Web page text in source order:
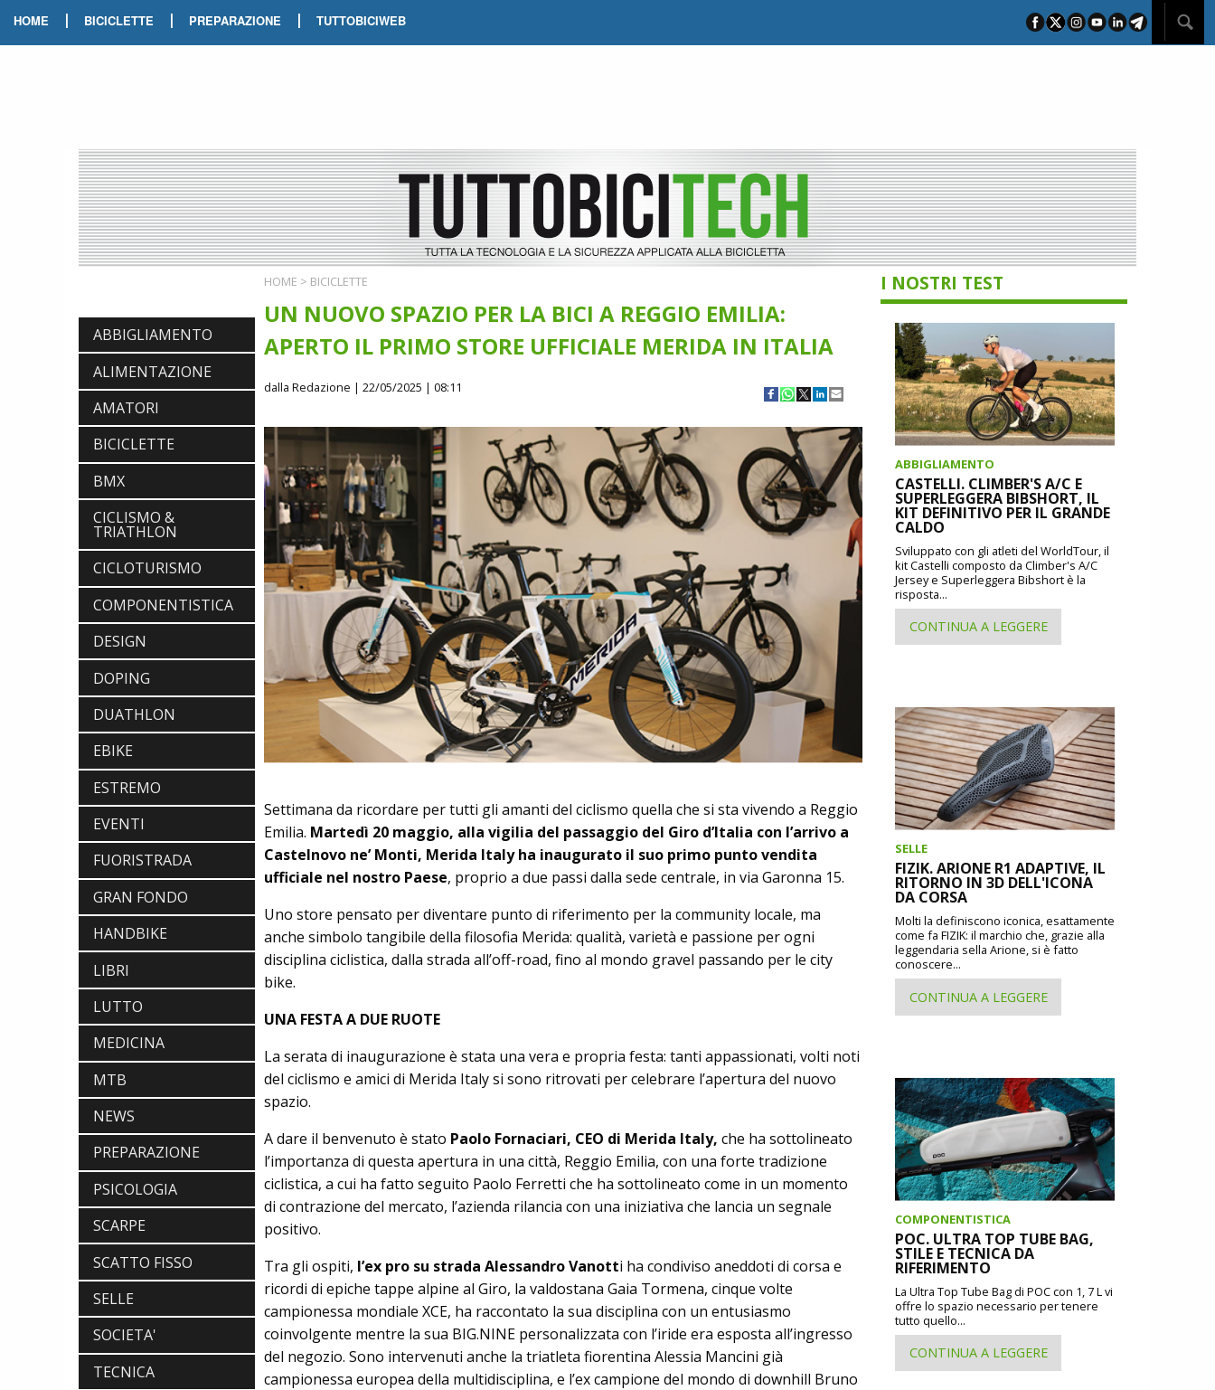
HOME | BICICLETTE | PREPARAZIONE | TUTTOBICIWEB
ABBIGLIAMENTO
ALIMENTAZIONE
AMATORI
BICICLETTE
BMX
CICLISMO &
TRIATHLON
CICLOTURISMO
COMPONENTISTICA
DESIGN
DOPING
DUATHLON
EBIKE
ESTREMO
EVENTI
FUORISTRADA
GRAN FONDO
HANDBIKE
LIBRI
LUTTO
MEDICINA
MTB
NEWS
PREPARAZIONE
PSICOLOGIA
SCARPE
SCATTO FISSO
SELLE
SOCIETA'
TECNICA
NEWS
NASCE «ANTONIO COLOMBO
INNOVATION & DESIGN AWARD»: A
IBF DEBUTTA IL PREMIO ITALIANO
HOME > BICICLETTE
UN NUOVO SPAZIO PER LA BICI A REGGIO EMILIA:
APERTO IL PRIMO STORE UFFICIALE MERIDA IN ITALIA
dalla Redazione | 22/05/2025 | 08:11
Settimana da ricordare per tutti gli amanti del ciclismo quella che si sta vivendo a Reggio
Emilia. Martedì 20 maggio, alla vigilia del passaggio del Giro d’Italia con l’arrivo a
Castelnovo ne’ Monti, Merida Italy ha inaugurato il suo primo punto vendita
ufficiale nel nostro Paese, proprio a due passi dalla sede centrale, in via Garonna 15.
Uno store pensato per diventare punto di riferimento per la community locale, ma
anche simbolo tangibile della filosofia Merida: qualità, varietà e passione per ogni
disciplina ciclistica, dalla strada all’off-road, fino al mondo gravel passando per le city
bike.
UNA FESTA A DUE RUOTE
La serata di inaugurazione è stata una vera e propria festa: tanti appassionati, volti noti
del ciclismo e amici di Merida Italy si sono ritrovati per celebrare l’apertura del nuovo
spazio.
A dare il benvenuto è stato Paolo Fornaciari, CEO di Merida Italy, che ha sottolineato
l’importanza di questa apertura in una città, Reggio Emilia, con una forte tradizione
ciclistica, a cui ha fatto seguito Paolo Ferretti che ha sottolineato come in un momento
di contrazione del mercato, l’azienda rilancia con una iniziativa che lancia un segnale
positivo.
Tra gli ospiti, l’ex pro su strada Alessandro Vanotti ha condiviso aneddoti di corsa e
ricordi di epiche tappe alpine al Giro, la valdostana Gaia Tormena, cinque volte
campionessa mondiale XCE, ha raccontato la sua disciplina con un entusiasmo
coinvolgente mentre la sua BIG.NINE personalizzata con l’iride era esposta all’ingresso
del negozio. Sono intervenuti anche la triatleta fiorentina Alessia Mancini già
campionessa europea della multidisciplina, e l’ex campione del mondo di downhill Bruno
I NOSTRI TEST
ABBIGLIAMENTO
CASTELLI. CLIMBER'S A/C E
SUPERLEGGERA BIBSHORT, IL
KIT DEFINITIVO PER IL GRANDE
CALDO
Sviluppato con gli atleti del WorldTour, il
kit Castelli composto da Climber's A/C
Jersey e Superleggera Bibshort è la
risposta...
CONTINUA A LEGGERE
SELLE
FIZIK. ARIONE R1 ADAPTIVE, IL
RITORNO IN 3D DELL'ICONA
DA CORSA
Molti la definiscono iconica, esattamente
come fa FIZIK: il marchio che, grazie alla
leggendaria sella Arione, si è fatto
conoscere...
CONTINUA A LEGGERE
COMPONENTISTICA
POC. ULTRA TOP TUBE BAG,
STILE E TECNICA DA
RIFERIMENTO
La Ultra Top Tube Bag di POC con 1, 7 L vi
offre lo spazio necessario per tenere
tutto quello...
CONTINUA A LEGGERE